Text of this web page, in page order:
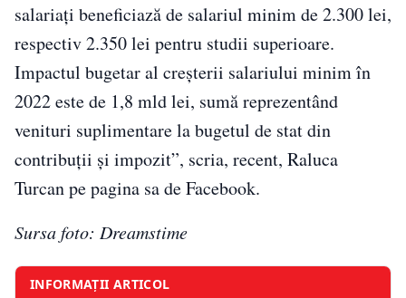
salariați beneficiază de salariul minim de 2.300 lei,
respectiv 2.350 lei pentru studii superioare.
Impactul bugetar al creșterii salariului minim în
2022 este de 1,8 mld lei, sumă reprezentând
venituri suplimentare la bugetul de stat din
contribuții și impozit”, scria, recent, Raluca
Turcan pe pagina sa de Facebook.
Sursa foto: Dreamstime
INFORMAȚII ARTICOL